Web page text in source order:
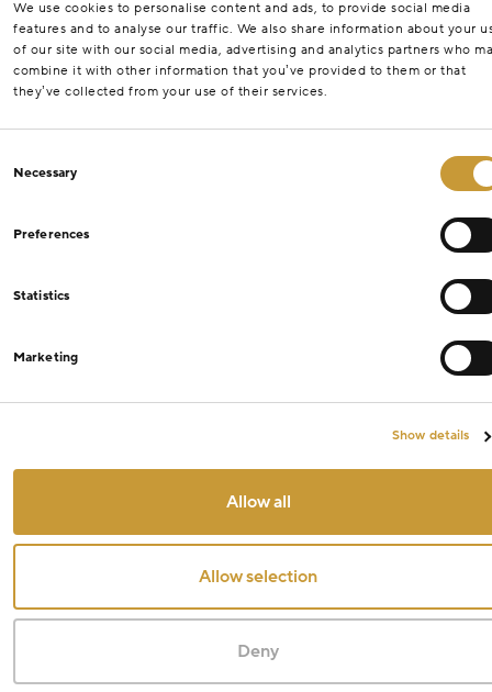
We use cookies to personalise content and ads, to provide social media
features and to analyse our traffic. We also share information about your
of our site with our social media, advertising and analytics partners who
combine it with other information that you’ve provided to them or that
they’ve collected from your use of their services.
Selection
Necessary
Preferences
Statistics
Marketing
Show details
Allow all
Allow selection
Deny